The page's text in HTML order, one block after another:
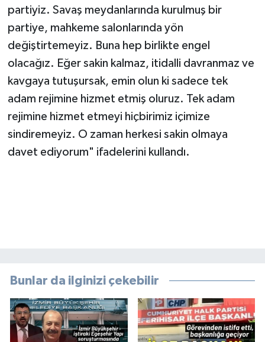
partiyiz. Savaş meydanlarında kurulmuş bir
partiye, mahkeme salonlarında yön
değiştirtemeyiz. Buna hep birlikte engel
olacağız. Eğer sakin kalmaz, itidalli davranmaz ve
kavgaya tutuşursak, emin olun ki sadece tek
adam rejimine hizmet etmiş oluruz. Tek adam
rejimine hizmet etmeyi hiçbirimiz içimize
sindiremeyiz. O zaman herkesi sakin olmaya
davet ediyorum" ifadelerini kullandı.
Bunlar da ilginizi çekebilir